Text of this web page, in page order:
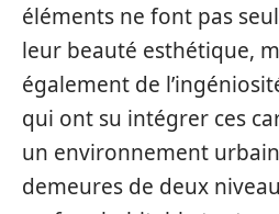
éléments ne font pas
leur beauté esthétique,
également de
qui ont su intégrer ces
un environnement
demeures de deux